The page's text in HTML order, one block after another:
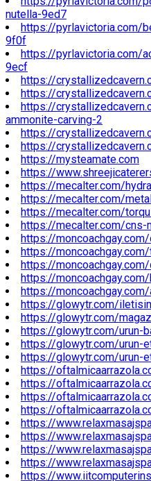
nutella-9ed7
https://pyrlavictoria.com/
9f0f
https://pyrlavictoria.com/
9ecf
https://
https://
https://
ammonite-carving-2
https://
https://
https://mysteamate.com
https://
https://mecalter.com/
https://mecalter.com/
https://mecalter.com/
https://mecalter.com/cns-
https://
https://
https://
https://
https://
https://glowytr.com/
https://glowytr.com/
https://glowytr.com/urun-
https://glowytr.com/urun-
https://glowytr.com/urun-
https://
https://
https://
https://
https://
https://
https://
https://
https://